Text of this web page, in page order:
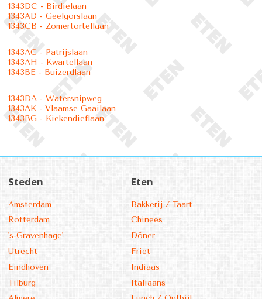
1343DC - Birdielaan
1343AD - Geelgorslaan
1343CB - Zomertortellaan
1343AC - Patrijslaan
1343AH - Kwartellaan
1343BE - Buizerdlaan
1343DA - Watersnipweg
1343AK - Vlaamse Gaailaan
1343BG - Kiekendieflaan
Steden
Amsterdam
Rotterdam
's-Gravenhage'
Utrecht
Eindhoven
Tilburg
Eten
Bakkerij / Taart
Chinees
Döner
Friet
Indiaas
Italiaans